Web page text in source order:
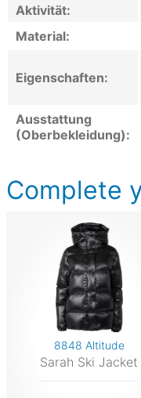
Aktivität:
Material:
Eigenschaften:
Ausstattung
(Oberbekleidung):
Complete
8848 Altitude
Sarah Ski Jacket